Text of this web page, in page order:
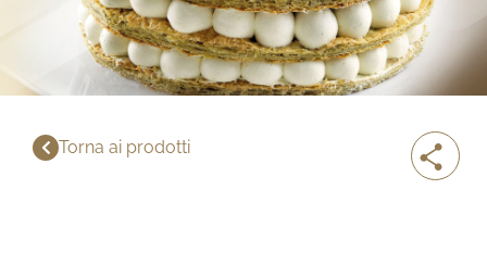
Torna ai prodotti